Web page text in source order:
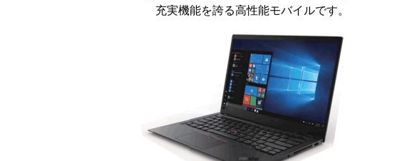
充実機能を誇る高性能モバイルです。